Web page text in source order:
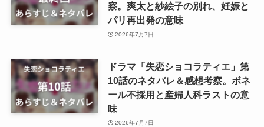
察。爽太と紗絵子の別れ、妊娠と
パリ再出発の意味
2026年7月7日
ドラマ「失恋ショコラティエ」第
10話のネタバレ＆感想考察。ボネ
ール不採用と産婦人科ラストの意
味
2026年7月7日